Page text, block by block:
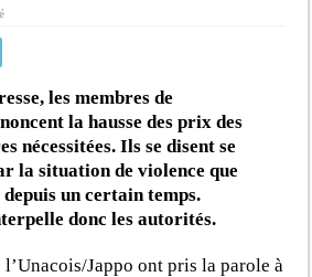
les membres de
la hausse des prix des
nécessitées. Ils se disent se
la situation de violence que
un certain temps.
donc les autorités.
l’Unacois/Jappo ont pris la parole à